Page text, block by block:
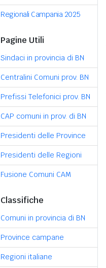
Regionali Campania 2025
Pagine Utili
Sindaci in provincia di BN
Centralini Comuni prov. BN
Prefissi Telefonici prov. BN
CAP comuni in prov. di BN
Presidenti delle Province
Presidenti delle Regioni
Fusione Comuni CAM
Classifiche
Comuni in provincia di BN
Province campane
Regioni italiane